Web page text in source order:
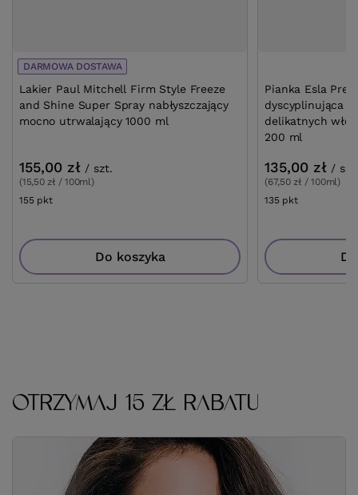
DARMOWA DOSTAWA
Lakier Paul Mitchell Firm Style Freeze
and Shine Super Spray nabłyszczający
mocno utrwalający 1000 ml
155,00 zł / szt.
(15,50 zł / 100ml)
155 pktpunktów
Do koszyka
Pianka Esla
dyscyplinująca i
delikatnych
200 ml
135,00 zł /
(67,50 zł / 100ml)
135 pktpunktów
OTRZYMAJ 15 ZŁ RABATU